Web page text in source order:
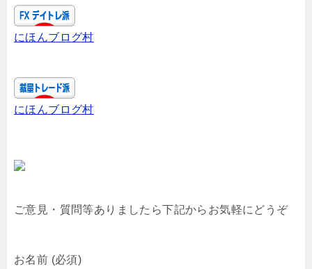
にほんブログ村
にほんブログ村
ご意見・質問等ありましたら下記からお気軽にどうぞ
お名前 (必須)